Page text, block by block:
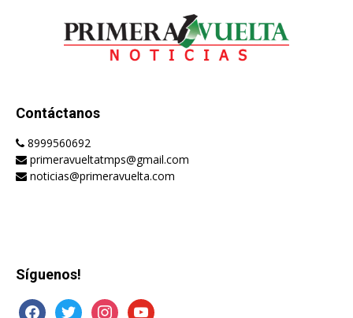
Contáctanos
8999560692
primeravueltatmps@gmail.com
noticias@primeravuelta.com
Síguenos!
facebooktwitter instagramyoutube